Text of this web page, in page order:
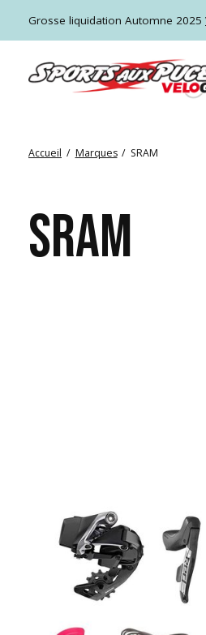
Grosse liquidation Automne 2025
Accueil / Marques / SRAM
SRAM